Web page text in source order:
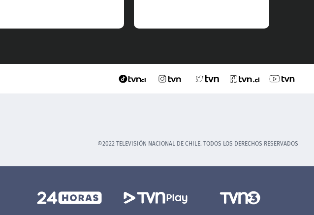
©2022 TELEVISIÓN NACIONAL DE CHILE. TODOS LOS DERECHOS RESERVADOS